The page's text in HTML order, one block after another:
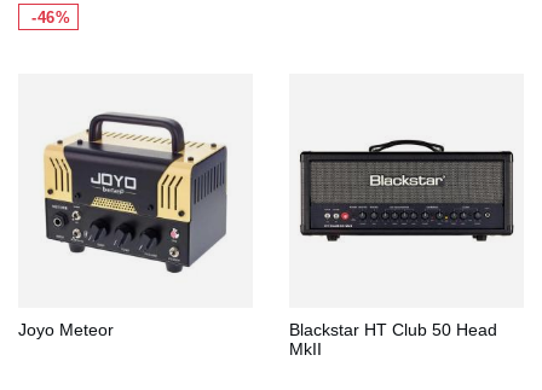
-46%
Joyo Meteor
Blackstar HT Club 50 Head
MkII